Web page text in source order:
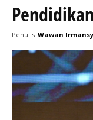
Pendidikan
Penulis Wawan